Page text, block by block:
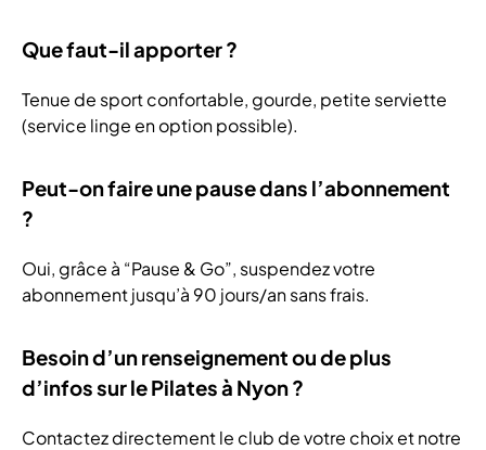
Que faut-il apporter ?
Tenue de sport confortable, gourde, petite serviette
(service linge en option possible).
Peut-on faire une pause dans l’abonnement
?
Oui, grâce à “Pause & Go”, suspendez votre
abonnement jusqu’à 90 jours/an sans frais.
Besoin d’un renseignement ou de plus
d’infos sur le Pilates à Nyon ?
Contactez directement le club de votre choix et notre